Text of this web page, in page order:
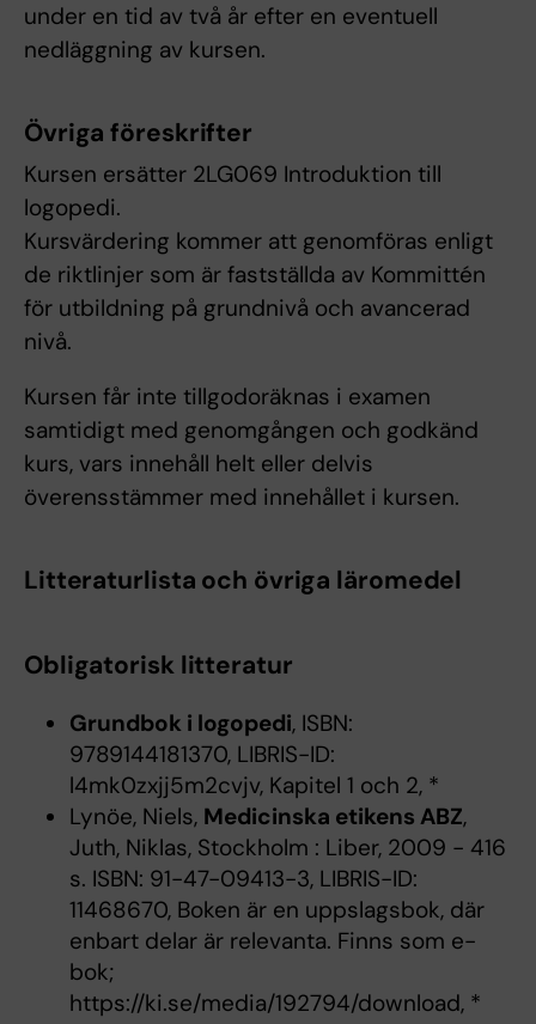
under en tid av två år efter en eventuell
nedläggning av kursen.
Övriga föreskrifter
Kursen ersätter 2LG069 Introduktion till
logopedi.
Kursvärdering kommer att genomföras enligt
de riktlinjer som är fastställda av Kommittén
för utbildning på grundnivå och avancerad
nivå.
Kursen får inte tillgodoräknas i examen
samtidigt med genomgången och godkänd
kurs, vars innehåll helt eller delvis
överensstämmer med innehållet i kursen.
Litteraturlista och övriga läromedel
Obligatorisk litteratur
Grundbok i logopedi, ISBN:
9789144181370, LIBRIS-ID:
l4mk0zxjj5m2cvjv, Kapitel 1 och 2, *
Lynöe, Niels, Medicinska etikens ABZ,
Juth, Niklas, Stockholm : Liber, 2009 - 416
s. ISBN: 91-47-09413-3, LIBRIS-ID:
11468670, Boken är en uppslagsbok, där
enbart delar är relevanta. Finns som e-
bok;
https://ki.se/media/192794/download, *